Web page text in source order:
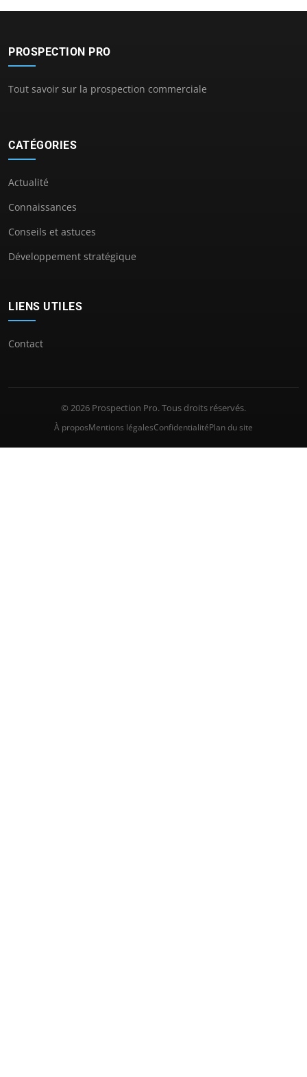
PROSPECTION PRO
Tout savoir sur la prospection commerciale
CATÉGORIES
Actualité
Connaissances
Conseils et astuces
Développement stratégique
LIENS UTILES
Contact
© 2026 Prospection Pro. Tous droits réservés.
À proposMentions légalesConfidentialitéPlan du site